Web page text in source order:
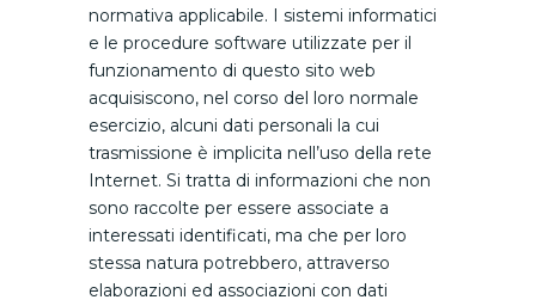
normativa applicabile. I sistemi informatici
e le procedure software utilizzate per il
funzionamento di questo sito web
acquisiscono, nel corso del loro normale
esercizio, alcuni dati personali la cui
trasmissione è implicita nell’uso della rete
Internet. Si tratta di informazioni che non
sono raccolte per essere associate a
interessati identificati, ma che per loro
stessa natura potrebbero, attraverso
elaborazioni ed associazioni con dati